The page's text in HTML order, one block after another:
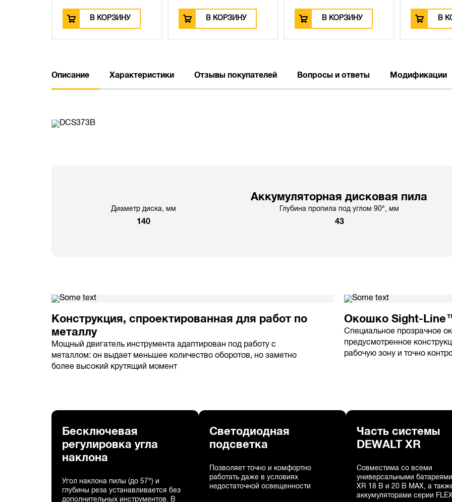
В КОРЗИНУ В КОРЗИНУ В КОРЗИНУ В
Описание Характеристики Отзывы покупателей Вопросы и ответы Модификации
Аккумуляторная дисковая пила
Диаметр диска, мм
140
Глубина пропила под углом 90°, мм
43
Конструкция, спроектированная для работ по
металлу
Мощный двигатель инструмента адаптирован под работу с
металлом: он выдает меньшее количество оборотов, но заметно
более высокий крутящий момент
Окошко Sight-
Специальное прозрачное
предусмотренное
рабочую зону и точно
Бесключевая
регулировка угла
наклона
Угол наклона пилы (до 57°) и
глубины реза устанавливается без
дополнительных инструментов. В
Светодиодная
подсветка
Позволяет точно и комфортно
работать даже в условиях
недостаточной освещенности
Часть системы
DEWALT XR
Совместима со всеми
универсальными
XR 18 В и 20 В MAX, а
аккумуляторами серии